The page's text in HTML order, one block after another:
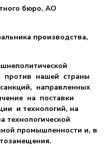
бюро, АО
производства,
против нашей страны
направленных
на поставки
и технологий, на
технологической
промышленности и, в